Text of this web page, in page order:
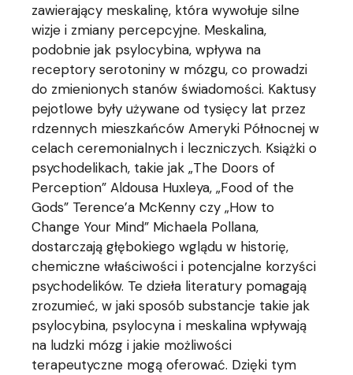
zawierający meskalinę, która wywołuje silne
wizje i zmiany percepcyjne. Meskalina,
podobnie jak psylocybina, wpływa na
receptory serotoniny w mózgu, co prowadzi
do zmienionych stanów świadomości. Kaktusy
pejotlowe były używane od tysięcy lat przez
rdzennych mieszkańców Ameryki Północnej w
celach ceremonialnych i leczniczych. Książki o
psychodelikach, takie jak „The Doors of
Perception” Aldousa Huxleya, „Food of the
Gods” Terence’a McKenny czy „How to
Change Your Mind” Michaela Pollana,
dostarczają głębokiego wglądu w historię,
chemiczne właściwości i potencjalne korzyści
psychodelików. Te dzieła literatury pomagają
zrozumieć, w jaki sposób substancje takie jak
psylocybina, psylocyna i meskalina wpływają
na ludzki mózg i jakie możliwości
terapeutyczne mogą oferować. Dzięki tym